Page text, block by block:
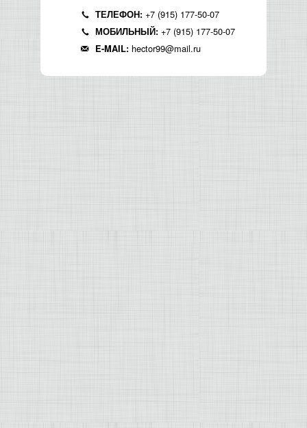
ТЕЛЕФОН: +7 (915) 177-50-07
МОБИЛЬНЫЙ: +7 (915) 177-50-07
E-MAIL: hector99@mail.ru